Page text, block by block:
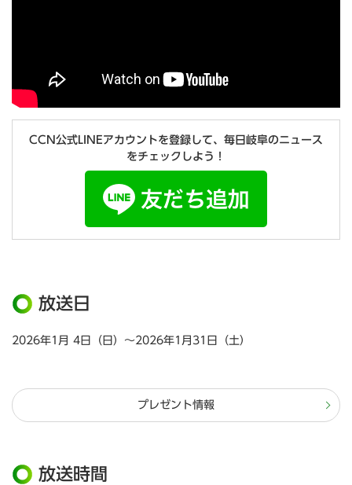
CCN公式LINEアカウントを登録して、毎日岐阜のニュース
をチェックしよう！
放送日
2026年1月 4日（日）～2026年1月31日（土）
プレゼント情報
放送時間